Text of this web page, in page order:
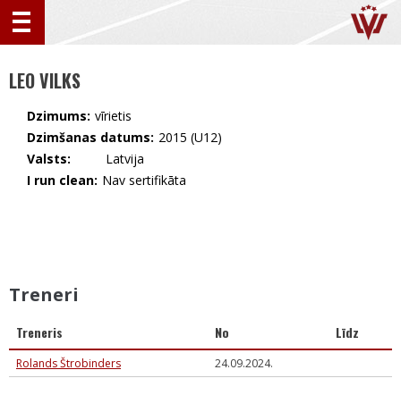
LEO VILKS
Dzimums: vīrietis
Dzimšanas datums: 2015 (U12)
Valsts:
🇱🇻 Latvija
I run clean: Nav sertifikāta
Treneri
Treneris No Līdz
Rolands Štrobinders 24.09.2024.